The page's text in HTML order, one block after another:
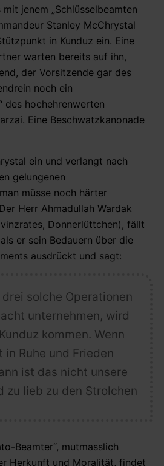
jenem „Schlüsselbeamten
Stanley McChrystal
in Kunduz ein. Eine
warten bereits auf ihn,
der Vorsitzende gar des
noch ein
des hochehrenwerten
Eine Beschwatzkanonade
ein und verlangt nach
gelungenen
müsse noch härter
Herr Ahmadullah Wardak
Donnerlüttchen), fällt
er sein Bedauern über die
ausdrückt und sagt:
drei solche Operationen
unternehmen, wird
kommen. Wenn
in Ruhe und Frieden
ist das nicht unsere
zu lieb zu den Strolchen
Beamter“, mutmasslich
Herkunft und Moralität, findet